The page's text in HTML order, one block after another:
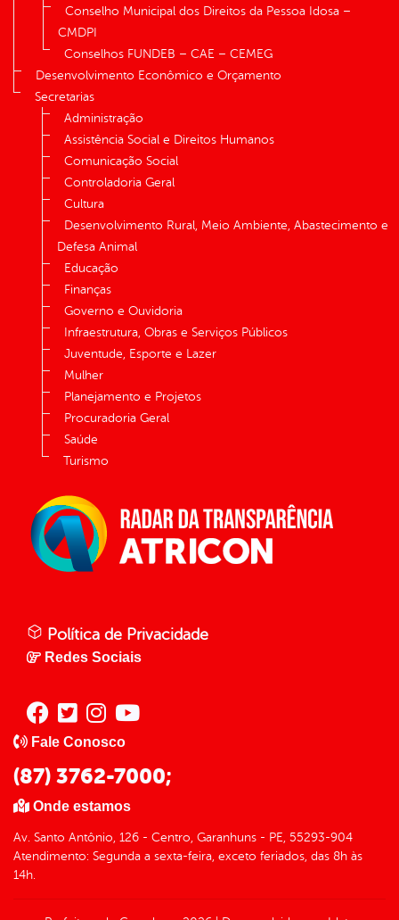
Conselho Municipal dos Direitos da Pessoa Idosa –
CMDPI
Conselhos FUNDEB – CAE – CEMEG
Desenvolvimento Econômico e Orçamento
Secretarias
Administração
Assistência Social e Direitos Humanos
Comunicação Social
Controladoria Geral
Cultura
Desenvolvimento Rural, Meio Ambiente, Abastecimento e
Defesa Animal
Educação
Finanças
Governo e Ouvidoria
Infraestrutura, Obras e Serviços Públicos
Juventude, Esporte e Lazer
Mulher
Planejamento e Projetos
Procuradoria Geral
Saúde
Turismo
Política de Privacidade
Redes Sociais
Fale Conosco
(87) 3762-7000;
Onde estamos
Av. Santo Antônio, 126 - Centro, Garanhuns - PE, 55293-904
Atendimento: Segunda a sexta-feira, exceto feriados, das 8h às
14h.